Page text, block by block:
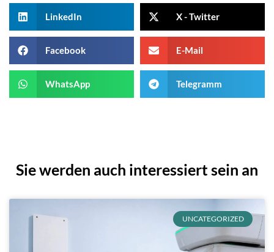
LinkedIn X - Twitter
Facebook E-Mail
WhatsApp Telegramm
Sie werden auch interessiert sein an
UNCATEGORIZED